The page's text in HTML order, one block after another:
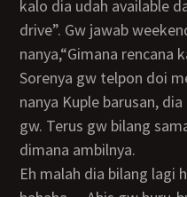
kalo dia udah available
drive”. Gw jawab
nanya,“Gimana rencana
Sorenya gw telpon doi
nanya Kuple barusan,
gw. Terus gw bilang
dimana ambilnya.
Eh malah dia bilang lagi horny… dasar geblek